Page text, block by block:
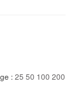
: 25 50 100 200